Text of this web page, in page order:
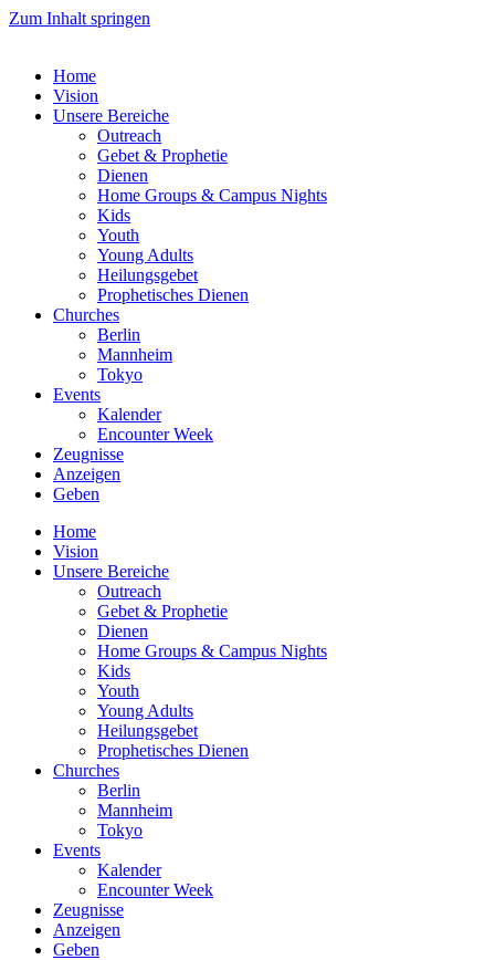
Zum Inhalt springen
Home
Vision
Unsere Bereiche
Outreach
Gebet & Prophetie
Dienen
Home Groups & Campus Nights
Kids
Youth
Young Adults
Heilungsgebet
Prophetisches Dienen
Churches
Berlin
Mannheim
Tokyo
Events
Kalender
Encounter Week
Zeugnisse
Anzeigen
Geben
Home
Vision
Unsere Bereiche
Outreach
Gebet & Prophetie
Dienen
Home Groups & Campus Nights
Kids
Youth
Young Adults
Heilungsgebet
Prophetisches Dienen
Churches
Berlin
Mannheim
Tokyo
Events
Kalender
Encounter Week
Zeugnisse
Anzeigen
Geben